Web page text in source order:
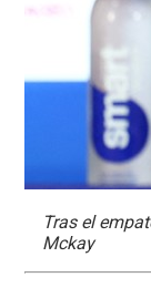
Tras el
Mckay